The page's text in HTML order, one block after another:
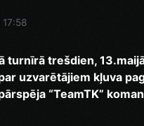
17:58
turnīrā trešdien,
uzvarētājiem kļuva
“TeamTK”